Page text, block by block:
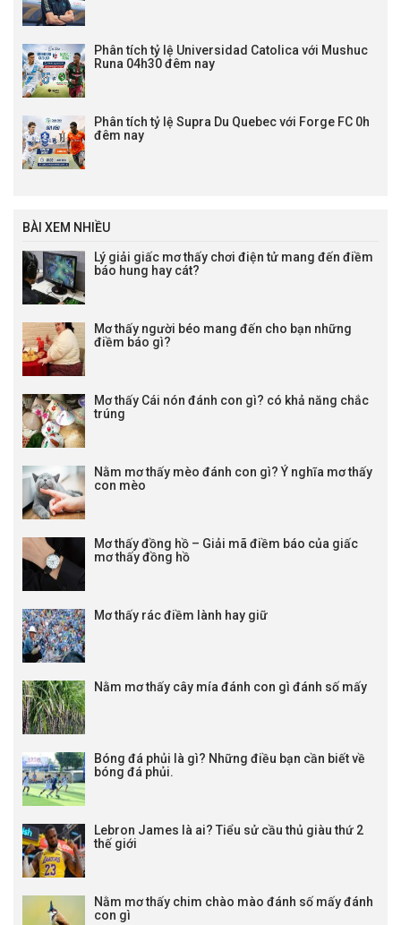
Phân tích tỷ lệ Universidad Catolica với Mushuc
Runa 04h30 đêm nay
Phân tích tỷ lệ Supra Du Quebec với Forge FC 0h
đêm nay
BÀI XEM NHIỀU
Lý giải giấc mơ thấy chơi điện tử mang đến điềm
báo hung hay cát?
Mơ thấy người béo mang đến cho bạn những
điềm báo gì?
Mơ thấy Cái nón đánh con gì? có khả năng chắc
trúng
Nằm mơ thấy mèo đánh con gì? Ý nghĩa mơ thấy
con mèo
Mơ thấy đồng hồ – Giải mã điềm báo của giấc
mơ thấy đồng hồ
Mơ thấy rác điềm lành hay giữ
Nằm mơ thấy cây mía đánh con gì đánh số mấy
Bóng đá phủi là gì? Những điều bạn cần biết về
bóng đá phủi.
Lebron James là ai? Tiểu sử cầu thủ giàu thứ 2
thế giới
Nằm mơ thấy chim chào mào đánh số mấy đánh
con gì